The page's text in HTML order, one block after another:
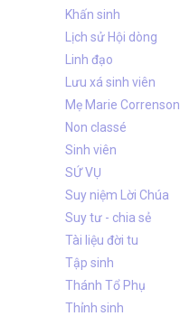
Khấn sinh
Lịch sử Hội dòng
Linh đạo
Lưu xá sinh viên
Mẹ Marie Correnson
Non classé
Sinh viên
SỨ VỤ
Suy niệm Lời Chúa
Suy tư - chia sẻ
Tài liệu đời tu
Tập sinh
Thánh Tổ Phụ
Thỉnh sinh